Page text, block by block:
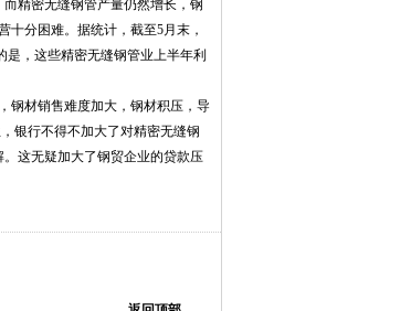
精密无缝钢管产量仍然增长，钢
分困难。据统计，截至5月末，
，这些精密无缝钢管业上半年利
材销售难度加大，钢材积压，导
银行不得不加大了对精密无缝钢
这无疑加大了钢贸企业的贷款压